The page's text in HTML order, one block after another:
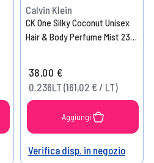
Calvin Klein
CK One Silky Coconut Unisex
Hair & Body Perfume Mist 236
38,00 €
0.236LT (161,02 € / LT)
Aggiungi
Verifica disp. in negozio